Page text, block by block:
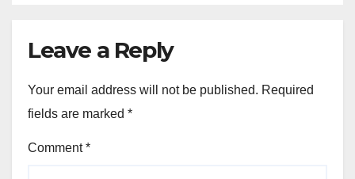
Leave a Reply
Your email address will not be published. Required
fields are marked *
Comment*